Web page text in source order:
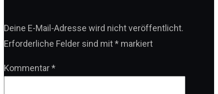
Deine E-Mail-Adresse wird nicht veröffentlicht.
Erforderliche Felder sind mit* markiert
Kommentar*